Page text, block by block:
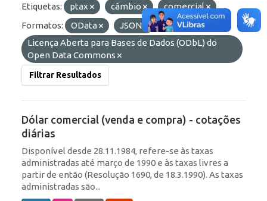
Etiquetas: ptax câmbio
comercial
Formatos:
OData JSON
Licenças:
Licença Aberta para Bases de Dados (ODbL) do
Open Data Commons
Filtrar Resultados
Dólar comercial (venda e compra) - cotações
diárias
Disponível desde 28.11.1984, refere-se às taxas
administradas até março de 1990 e às taxas livres a
partir de então (Resolução 1690, de 18.3.1990). As taxas
administradas são...